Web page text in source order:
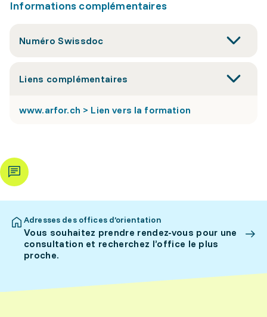
Informations complémentaires
Numéro Swissdoc
Liens complémentaires
www.arfor.ch > Lien vers la formation
Adresses des offices d’orientation
Vous souhaitez prendre rendez-vous pour une
consultation et recherchez l’office le plus
proche.